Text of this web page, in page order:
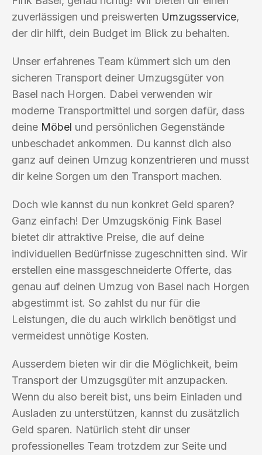
zuverlässigen und preiswerten Umzugsservice,
der dir hilft, dein Budget im Blick zu behalten.
Unser erfahrenes Team kümmert sich um den
sicheren Transport deiner Umzugsgüter von
Basel nach Horgen. Dabei verwenden wir
moderne Transportmittel und sorgen dafür, dass
deine Möbel und persönlichen Gegenstände
unbeschadet ankommen. Du kannst dich also
ganz auf deinen Umzug konzentrieren und musst
dir keine Sorgen um den Transport machen.
Doch wie kannst du nun konkret Geld sparen?
Ganz einfach! Der Umzugskönig Fink Basel
bietet dir attraktive Preise, die auf deine
individuellen Bedürfnisse zugeschnitten sind. Wir
erstellen eine massgeschneiderte Offerte, das
genau auf deinen Umzug von Basel nach Horgen
abgestimmt ist. So zahlst du nur für die
Leistungen, die du auch wirklich benötigst und
vermeidest unnötige Kosten.
Ausserdem bieten wir dir die Möglichkeit, beim
Transport der Umzugsgüter mit anzupacken.
Wenn du also bereit bist, uns beim Einladen und
Ausladen zu unterstützen, kannst du zusätzlich
Geld sparen. Natürlich steht dir unser
professionelles Team trotzdem zur Seite und